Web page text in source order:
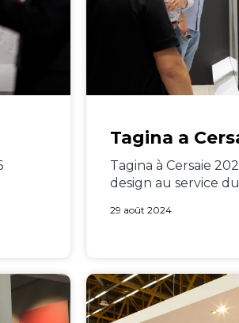
Tagina a
Tagina à Cersaie
design au service
29 août 2024